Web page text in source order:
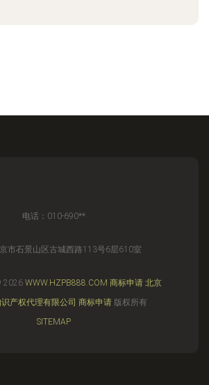
电话：010-690**
市石景山区古城西路113号6层610室
2026 WWW.HZPB888.COM 商标申请 北京
产权代理有限公司 商标申请 版权所有
SITEMAP